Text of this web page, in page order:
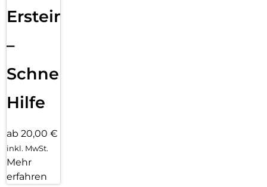
Ersteinrichtung
–
Schnelle
Hilfe
ab 20,00 €
inkl. MwSt.
Mehr
erfahren